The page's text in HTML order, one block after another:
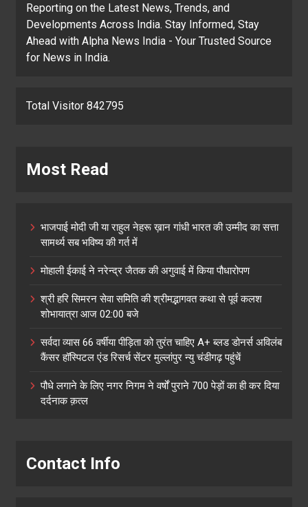
Reporting on the Latest News, Trends, and
Developments Across India. Stay Informed, Stay
Ahead with Alpha News India - Your Trusted Source
for News in India.
Total Visitor 842795
Most Read
भाजपाई मोदी जी या राहुल नेहरू ख़ान गांधी भारत की उम्मीद का सत्ता
सामर्थ्य सब भविष्य की गर्त में
मोहाली ईकाई ने नरेन्द्र जैतक की अगुवाई में किया पौधारोपण
श्री हरि सिमरन सेवा समिति की श्रीमद्भागवत कथा से पूर्व कलश
शोभायात्रा आज 02:00 बजे
सर्वदा व्यास 66 वर्षीया पीड़िता को तुरंत चाहिए A+ ब्लड डोनर्स अविलंब
कैंसर हॉस्पिटल एंड रिसर्च सेंटर मुल्लांपुर न्यु चंडीगढ़ पहुंचें
पौधे लगाने के लिए नगर निगम ने वर्षों पुराने 700 पेड़ों का ही कर दिया
दर्दनाक क़त्ल
Contact Info